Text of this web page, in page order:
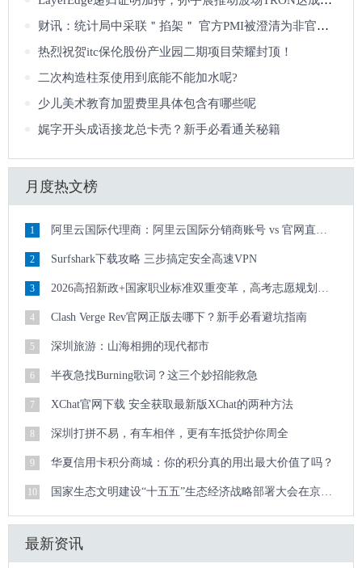
财讯：统计局中采联＂掐架＂ 官方PMI被澄清为非官方？
热烈祝贺itc保伦股份产业园二期项目荣耀封顶！
二次构造柱泵使用到底能不能加水呢?
少儿美术教育加盟费里具体包含有哪些呢
娓字开头成语接龙总卡壳？新手必看通关秘籍
月度热文榜
1 阿里云国际代理商：阿里云国际分销商账号 vs 官网直客账号，到底哪个更香
2 Surfshark下载攻略 三步搞定安全高速VPN
3 2026高招新政+国家职业标准双重变革，高考志愿规划从业者需具备这些核心资质
4 Clash Verge Rev官网正版去哪下？新手必看避坑指南
5 深圳旅游：山海相拥的现代都市
6 半夜急找Burning歌词？这三个妙招能救急
7 XChat官网下载 安全获取最新版XChat的两种方法
8 深圳打拼不易，有车相伴，更有车抵贷护你周全
9 华夏信用卡积分商城：你的积分真的用出最大价值了吗？
10 国家生态文明建设“十五五”生态经济战略部署大会在京召开
最新资讯